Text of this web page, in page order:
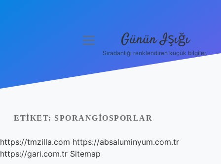
Yasal Uyarı
Hakkımızda
menüyü
Günün Işığı
Sıradanlığı renklendiren küçük bilgiler.
ETIKET: SPORANGIOSPORLAR
https://tmzilla.com https://absaluminyum.com.tr
https://gari.com.tr Sitemap